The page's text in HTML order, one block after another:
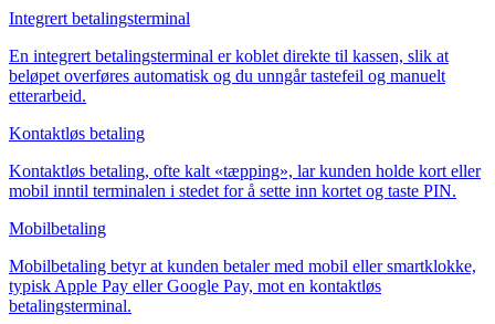
Integrert betalingsterminal
En integrert betalingsterminal er koblet direkte til kassen, slik at
beløpet overføres automatisk og du unngår tastefeil og manuelt
etterarbeid.
Kontaktløs betaling
Kontaktløs betaling, ofte kalt «tæpping», lar kunden holde kort eller
mobil inntil terminalen i stedet for å sette inn kortet og taste PIN.
Mobilbetaling
Mobilbetaling betyr at kunden betaler med mobil eller smartklokke,
typisk Apple Pay eller Google Pay, mot en kontaktløs
betalingsterminal.